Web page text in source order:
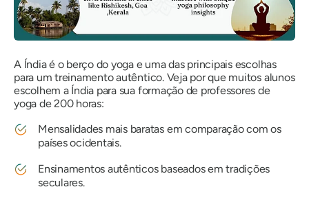
A Índia é o berço do yoga e uma das principais escolhas
para um treinamento autêntico. Veja por que muitos alunos
escolhem a Índia para sua formação de professores de
yoga de 200 horas:
Mensalidades mais baratas em comparação com os
países ocidentais.
Ensinamentos autênticos baseados em tradições
seculares.